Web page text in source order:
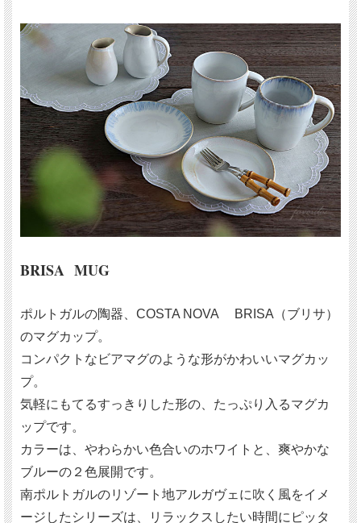
BRISA MUG
ポルトガルの陶器、COSTA NOVA BRISA（ブリサ）
のマグカップ。
コンパクトなビアマグのような形がかわいいマグカッ
プ。
気軽にもてるすっきりした形の、たっぷり入るマグカ
ップです。
カラーは、やわらかい色合いのホワイトと、爽やかな
ブルーの２色展開です。
南ポルトガルのリゾート地アルガヴェに吹く風をイメ
ージしたシリーズは、リラックスしたい時間にピッタ